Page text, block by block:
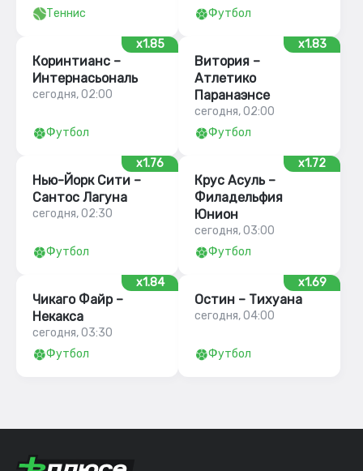
Теннис
Футбол
x1.85
Коринтианс –
Интернасьональ
сегодня, 02:00
Футбол
x1.83
Витория –
Атлетико
Паранаэнсе
сегодня, 02:00
Футбол
x1.76
Нью-Йорк Сити –
Сантос Лагуна
сегодня, 02:30
Футбол
x1.72
Крус Асуль –
Филадельфия
Юнион
сегодня, 03:00
Футбол
x1.84
Чикаго Файр –
Некакса
сегодня, 03:30
Футбол
x1.69
Остин – Тихуана
сегодня, 04:00
Футбол